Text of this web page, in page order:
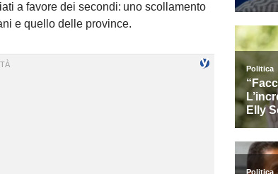
a favore dei secondi: uno scollamento
e quello delle province.